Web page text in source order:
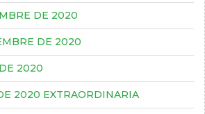
DE 2020
DE 2020
2020
2020 EXTRAORDINARIA